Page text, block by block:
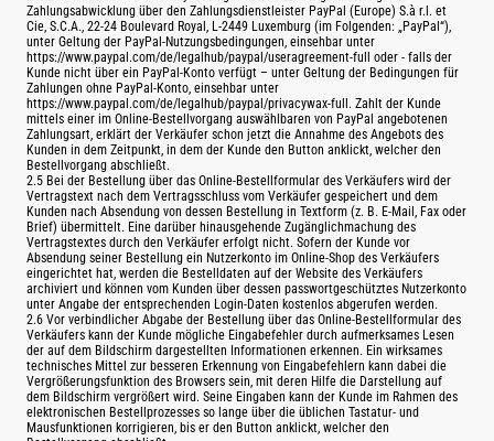
Zahlungsabwicklung über den Zahlungsdienstleister PayPal (Europe) S.à r.l. et
Cie, S.C.A., 22-24 Boulevard Royal, L-2449 Luxemburg (im Folgenden: „PayPal“),
unter Geltung der PayPal-Nutzungsbedingungen, einsehbar unter
https://www.paypal.com/de/legalhub/paypal/useragreement-full oder - falls der
Kunde nicht über ein PayPal-Konto verfügt – unter Geltung der Bedingungen für
Zahlungen ohne PayPal-Konto, einsehbar unter
https://www.paypal.com/de/legalhub/paypal/privacywax-full. Zahlt der Kunde
mittels einer im Online-Bestellvorgang auswählbaren von PayPal angebotenen
Zahlungsart, erklärt der Verkäufer schon jetzt die Annahme des Angebots des
Kunden in dem Zeitpunkt, in dem der Kunde den Button anklickt, welcher den
Bestellvorgang abschließt.
2.5 Bei der Bestellung über das Online-Bestellformular des Verkäufers wird der
Vertragstext nach dem Vertragsschluss vom Verkäufer gespeichert und dem
Kunden nach Absendung von dessen Bestellung in Textform (z. B. E-Mail, Fax oder
Brief) übermittelt. Eine darüber hinausgehende Zugänglichmachung des
Vertragstextes durch den Verkäufer erfolgt nicht. Sofern der Kunde vor
Absendung seiner Bestellung ein Nutzerkonto im Online-Shop des Verkäufers
eingerichtet hat, werden die Bestelldaten auf der Website des Verkäufers
archiviert und können vom Kunden über dessen passwortgeschütztes Nutzerkonto
unter Angabe der entsprechenden Login-Daten kostenlos abgerufen werden.
2.6 Vor verbindlicher Abgabe der Bestellung über das Online-Bestellformular des
Verkäufers kann der Kunde mögliche Eingabefehler durch aufmerksames Lesen
der auf dem Bildschirm dargestellten Informationen erkennen. Ein wirksames
technisches Mittel zur besseren Erkennung von Eingabefehlern kann dabei die
Vergrößerungsfunktion des Browsers sein, mit deren Hilfe die Darstellung auf
dem Bildschirm vergrößert wird. Seine Eingaben kann der Kunde im Rahmen des
elektronischen Bestellprozesses so lange über die üblichen Tastatur- und
Mausfunktionen korrigieren, bis er den Button anklickt, welcher den